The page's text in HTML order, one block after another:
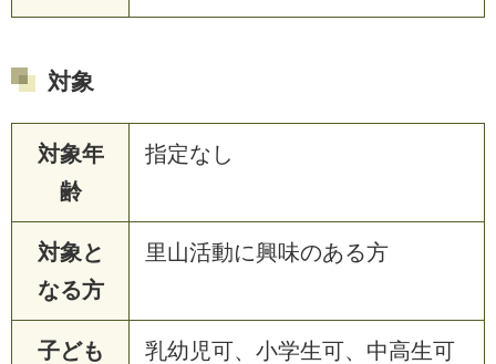
対象
対象年
齢
指定なし
対象と
なる方
里山活動に興味のある方
子ども
乳幼児可、小学生可、中高生可